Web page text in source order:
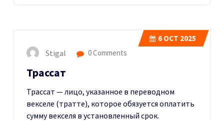
6 OCT 2025
Stigal 0 Comments
Трассат
Трассат — лицо, указанное в переводном
векселе (тратте), которое обязуется оплатить
сумму векселя в установленный срок.